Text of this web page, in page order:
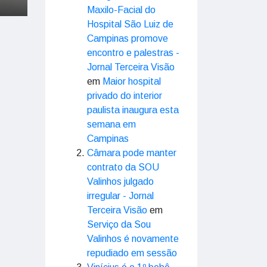
Maxilo-Facial do
Hospital São Luiz de
Campinas promove
encontro e palestras -
Jornal Terceira Visão
em Maior hospital
privado do interior
paulista inaugura esta
semana em
Campinas
Câmara pode manter
contrato da SOU
Valinhos julgado
irregular - Jornal
Terceira Visão em
Serviço da Sou
Valinhos é novamente
repudiado em sessão